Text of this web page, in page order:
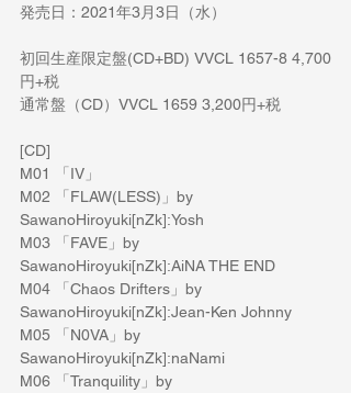
発売日：2021年3月3日（水）
初回生産限定盤(CD+BD) VVCL 1657-8 4,700
円+税
通常盤（CD）VVCL 1659 3,200円+税
[CD]
M01 「IV」
M02 「FLAW(LESS)」by
SawanoHiroyuki[nZk]:Yosh
M03 「FAVE」by
SawanoHiroyuki[nZk]:AiNA THE END
M04 「Chaos Drifters」by
SawanoHiroyuki[nZk]:Jean-Ken Johnny
M05 「N0VA」by
SawanoHiroyuki[nZk]:naNami
M06 「Tranquility」by